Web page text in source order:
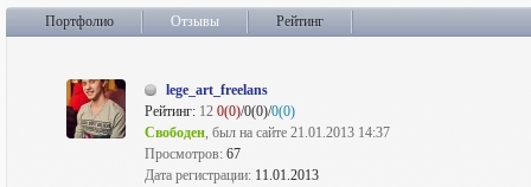
Портфолио Отзывы Рейтинг
lege_art_freelans
Рейтинг: 12 0(0)/0(0)/0(0)
Свободен, был на сайте 21.01.2013 14:37
Просмотров: 67
Дата регистрации: 11.01.2013